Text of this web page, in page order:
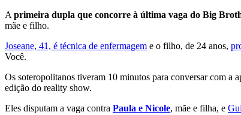
A primeira dupla que concorre à última vaga do Big
mãe e filho.
Joseane, 41, é técnica de enfermagem e o filho, de 24 anos,
Você.
Os soteropolitanos tiveram 10 minutos para conversar com a
edição do reality show.
Eles disputam a vaga contra Paula e Nicole, mãe e filha, e